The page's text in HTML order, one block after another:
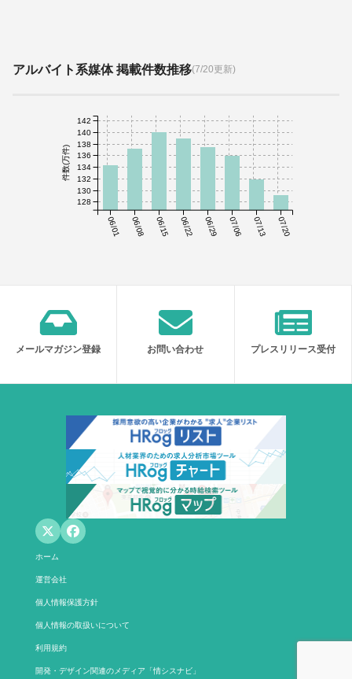
アルバイト系媒体 掲載件数推移(7/20更新)
06/01 06/08 06/15 06/22 06/29 07/06 07/13 07/20
件数(万件)
128
130
132
134
136
138
140
142
メールマガジン登録 お問い合わせ プレスリリース受付
ホーム
運営会社
個人情報保護方針
個人情報の取扱いについて
利用規約
開発・デザイン関連のメディア「情シスナビ」